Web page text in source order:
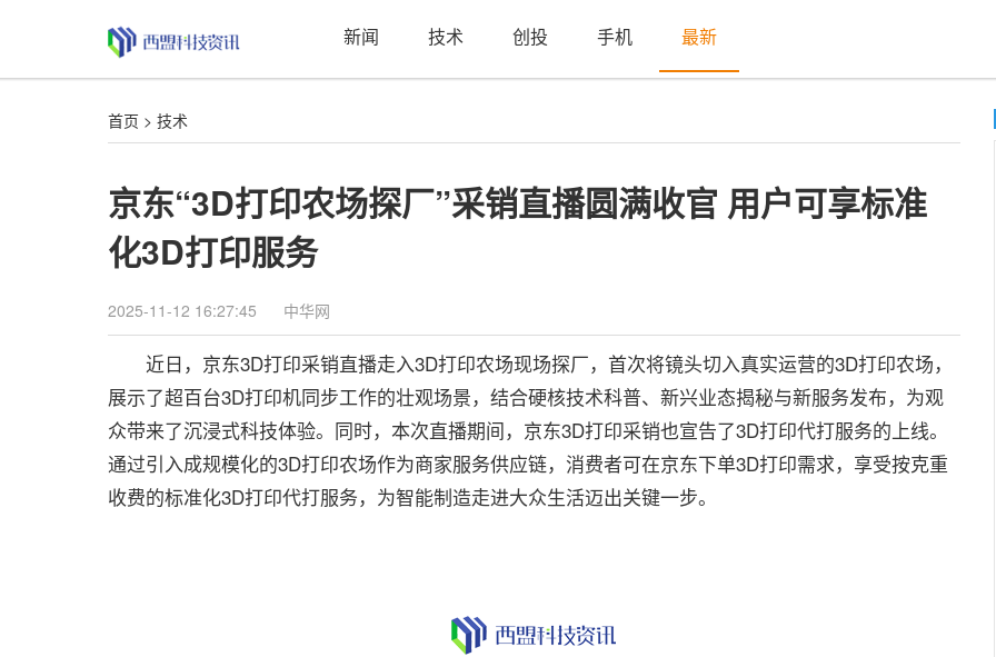
新闻 技术 创投 手机 最新
首页 > 技术
京东“3D打印农场探厂”采销直播圆满收官 用户可享标准
化3D打印服务
2025-11-12 16:27:45 中华网
近日，京东3D打印采销直播走入3D打印农场现场探厂，首次将镜头切入真实运营的3D打印农场，
展示了超百台3D打印机同步工作的壮观场景，结合硬核技术科普、新兴业态揭秘与新服务发布，为观
众带来了沉浸式科技体验。同时，本次直播期间，京东3D打印采销也宣告了3D打印代打服务的上线。
通过引入成规模化的3D打印农场作为商家服务供应链，消费者可在京东下单3D打印需求，享受按克重
收费的标准化3D打印代打服务，为智能制造走进大众生活迈出关键一步。